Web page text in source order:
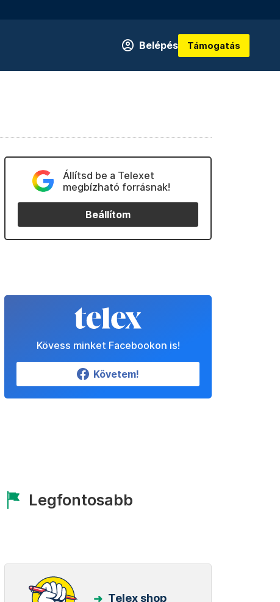
Belépés Támogatás
Állítsd be a Telexet
megbízható forrásnak!
Beállítom
Kövess minket Facebookon is!
Követem!
Legfontosabb
Telex shop